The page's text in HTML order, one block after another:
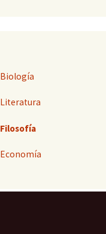
Biología
Literatura
Filosofía
Economía